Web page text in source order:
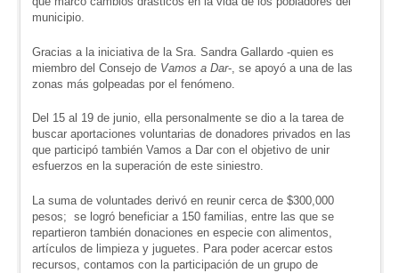
municipio.
Gracias a la iniciativa de la Sra. Sandra Gallardo -quien es
miembro del Consejo de Vamos a Dar-, se apoyó a una de las
zonas más golpeadas por el fenómeno.
Del 15 al 19 de junio, ella personalmente se dio a la tarea de
buscar aportaciones voluntarias de donadores privados en las
que participó también Vamos a Dar con el objetivo de unir
esfuerzos en la superación de este siniestro.
La suma de voluntades derivó en reunir cerca de $300,000
pesos; se logró beneficiar a 150 familias, entre las que se
repartieron también donaciones en especie con alimentos,
artículos de limpieza y juguetes. Para poder acercar estos
recursos, contamos con la participación de un grupo de